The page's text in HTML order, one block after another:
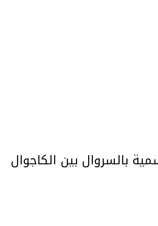
بالسروال بين الكاجوال